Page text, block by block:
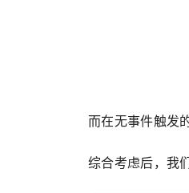
而在无事件触发
综合考虑后，我